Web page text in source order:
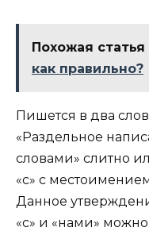
Похожая статья
как правильно?
Пишется в два
«Раздельное
словами» слитно
«с» с
Данное
«с» и «нами»